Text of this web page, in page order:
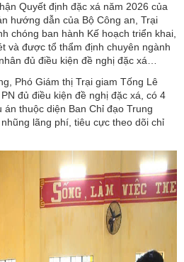
Quyết định đặc xá năm 2026 của
hướng dẫn của Bộ Công an, Trại
chóng ban hành Kế hoạch triển khai,
và được tổ thẩm định chuyên ngành
đủ điều kiện đề nghị đặc xá…
Phó Giám thị Trại giam Tống Lê
đủ điều kiện đề nghị đặc xá, có 4
thuộc diện Ban Chỉ đạo Trung
lãng phí, tiêu cực theo dõi chỉ